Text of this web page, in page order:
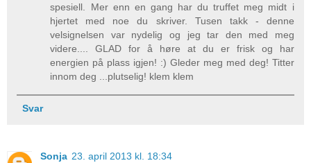
spesiell. Mer enn en gang har du truffet meg midt i
hjertet med noe du skriver. Tusen takk - denne
velsignelsen var nydelig og jeg tar den med meg
videre.... GLAD for å høre at du er frisk og har
energien på plass igjen! :) Gleder meg med deg! Titter
innom deg ...plutselig! klem klem
Svar
Sonja 23. april 2013 kl. 18:34